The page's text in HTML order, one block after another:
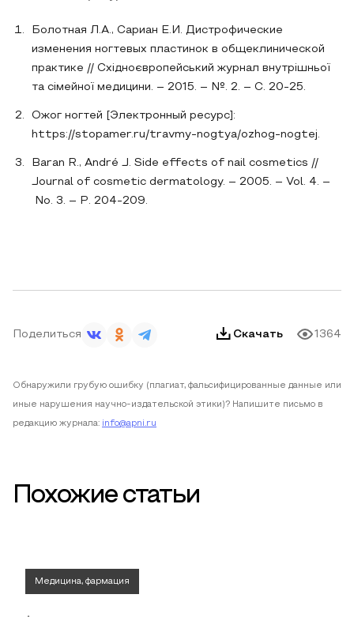
Болотная Л.А., Сариан Е.И. Дистрофические
изменения ногтевых пластинок в общеклинической
практике // Східноєвропейський журнал внутрішньої
та сімейної медицини. – 2015. – №. 2. – С. 20-25.
Ожог ногтей [Электронный ресурс]:
https://stopamer.ru/travmy-nogtya/ozhog-nogtej.
Baran R., André J. Side effects of nail cosmetics //
Journal of cosmetic dermatology. – 2005. – Vol. 4. –
No. 3. – P. 204-209.
Поделиться Скачать 1364
Обнаружили грубую ошибку (плагиат, фальсифицированные данные или
иные нарушения научно-издательской этики)? Напишите письмо в
редакцию журнала: info@apni.ru
Похожие статьи
Медицина, фармация